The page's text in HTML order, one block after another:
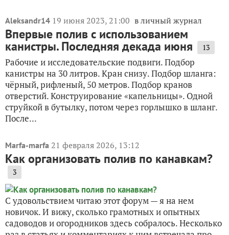
Aleksandr14 19 июня 2023, 21:00 в личный журнал
Впервые полив с использованием
канистры. Последняя декада июня 13
Рабочие и исследовательские подвиги. Подбор
канистры на 30 литров. Кран снизу. Подбор шланга:
чёрный, рифленый, 50 метров. Подбор кранов
отверстий. Конструирование «капельницы». Одной
струйкой в бутылку, потом через горлышко в шланг.
После...
Marfa-marfa 21 февраля 2026, 13:12
Как организовать полив по канавкам?
3
С удовольствием читаю этот форум — я на нем
новичок. И вижу, сколько грамотных и опытных
садоводов и огородников здесь собралось. Несколько